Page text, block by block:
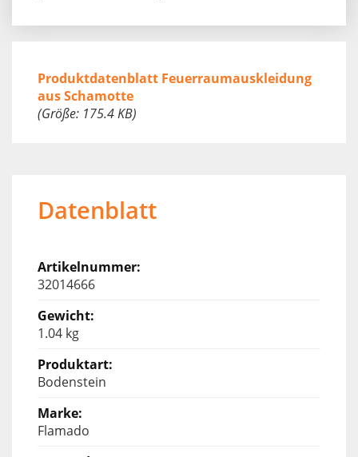
Produktdatenblatt Feuerraumauskleidung
aus Schamotte
(Größe: 175.4 KB)
Datenblatt
32014666
1.04 kg
Bodenstein
Flamado